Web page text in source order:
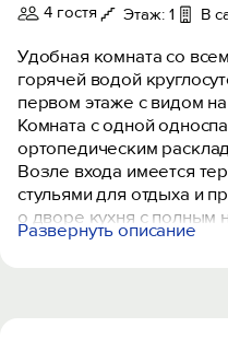
4 гостя Этаж: 1 В
Удобная комната со
горячей водой
первом этаже с видом
Комната с одной
ортопедическим
Возле входа имеется
стульями для отдыха и
о дворе кухня с полным
Развернуть описание